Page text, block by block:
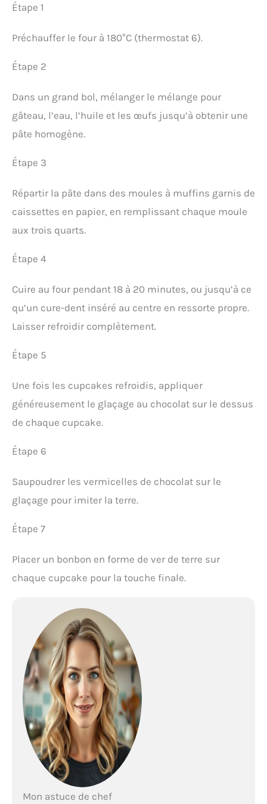
Étape 1
Préchauffer le four à 180°C (thermostat 6).
Étape 2
Dans un grand bol, mélanger le mélange pour
gâteau, l’eau, l’huile et les œufs jusqu’à obtenir une
pâte homogène.
Étape 3
Répartir la pâte dans des moules à muffins garnis de
caissettes en papier, en remplissant chaque moule
aux trois quarts.
Étape 4
Cuire au four pendant 18 à 20 minutes, ou jusqu’à ce
qu’un cure-dent inséré au centre en ressorte propre.
Laisser refroidir complètement.
Étape 5
Une fois les cupcakes refroidis, appliquer
généreusement le glaçage au chocolat sur le dessus
de chaque cupcake.
Étape 6
Saupoudrer les vermicelles de chocolat sur le
glaçage pour imiter la terre.
Étape 7
Placer un bonbon en forme de ver de terre sur
chaque cupcake pour la touche finale.
Mon astuce de chef